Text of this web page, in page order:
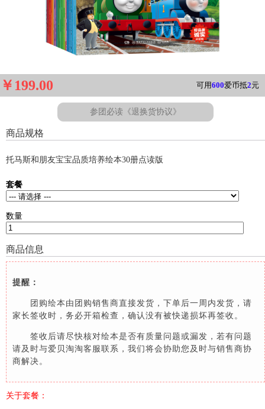
￥199.00 可用600爱币抵2元
参团必读《退换货协议》
商品规格
托马斯和朋友宝宝品质培养绘本30册点读版
套餐
数量
商品信息
提醒：
团购绘本由团购销售商直接发货，下单后一周内发货，请
家长签收时，务必开箱检查，确认没有被快递损坏再签收。
签收后请尽快核对绘本是否有质量问题或漏发，若有问题
请及时与爱贝淘淘客服联系，我们将会协助您及时与销售商协
商解决。
关于套餐：